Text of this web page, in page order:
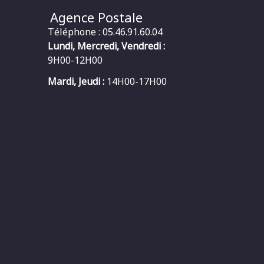
Agence Postale
Téléphone : 05.46.91.60.04
Lundi, Mercredi, Vendredi :
9H00-12H00
Mardi, Jeudi : 14H00-17H00